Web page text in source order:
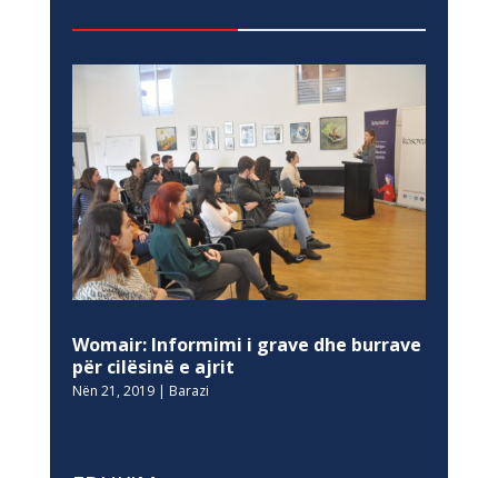
Womair: Informimi i grave dhe burrave
për cilësinë e ajrit
Nën 21, 2019| Barazi